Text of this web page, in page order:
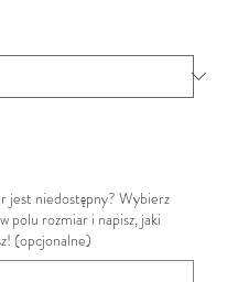
jest niedostępny? Wybierz
polu rozmiar i napisz, jaki
(opcjonalne)